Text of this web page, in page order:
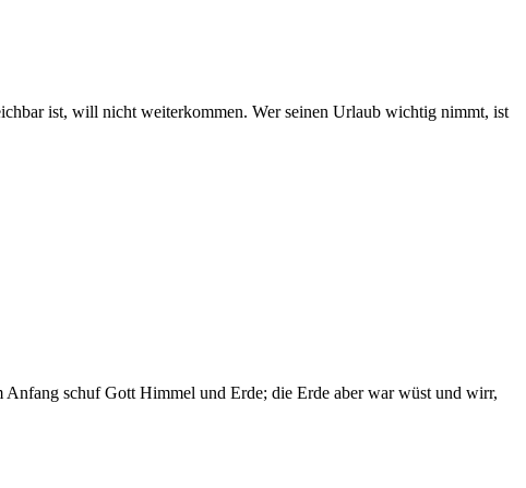
ist, will nicht weiterkommen. Wer seinen Urlaub wichtig nimmt, ist
schuf Gott Himmel und Erde; die Erde aber war wüst und wirr,